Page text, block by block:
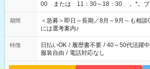
00 または 11：30～18：30 。*。ブランクOK！。*。 例え
ば前職が、 在宅/財団法人/事務/コールセ
スタッフ スイーツ販売/ホテルフロント/
業界から入社して活躍されています♪
期間
＜急募＞即日～長期／8月～9月～も相談
には選考案内♪
特徴 日払いOK / 履歴書不要 / 40～50代活躍中
服装自由 / 電話対応なし